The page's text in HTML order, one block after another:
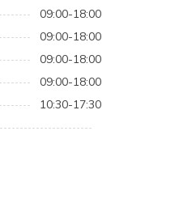
09:00-18:00
09:00-18:00
09:00-18:00
09:00-18:00
10:30-17:30